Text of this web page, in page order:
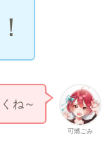
可燃ごみ
ね～